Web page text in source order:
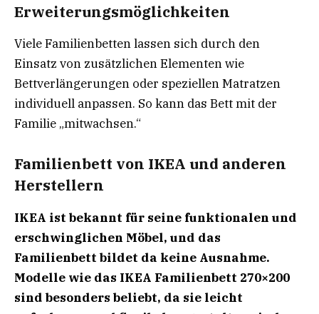
Erweiterungsmöglichkeiten
Viele Familienbetten lassen sich durch den
Einsatz von zusätzlichen Elementen wie
Bettverlängerungen oder speziellen Matratzen
individuell anpassen. So kann das Bett mit der
Familie „mitwachsen.“
Familienbett von IKEA und anderen
Herstellern
IKEA ist bekannt für seine funktionalen und
erschwinglichen Möbel, und das
Familienbett bildet da keine Ausnahme.
Modelle wie das IKEA Familienbett 270×200
sind besonders beliebt, da sie leicht